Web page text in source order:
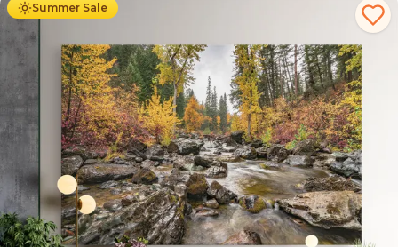
Summer Sale